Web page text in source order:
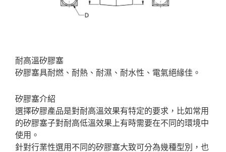
耐高溫矽膠塞
矽膠塞具耐燃、耐熱、耐濕、耐水性、電氣絕緣佳。
矽膠塞介紹
選擇矽膠產品是對耐高溫效果有特定的要求，比如常用
的矽膠塞子對耐高低溫效果上有時需要在不同的環境中
使用。
針對行業性選用不同的矽膠塞大致可分為幾種型別，也